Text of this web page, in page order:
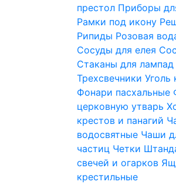
престол Приборы
Рамки под икону
Рипиды Розовая
Сосуды для елея
Стаканы для лампад
Трехсвечники Уголь
Фонари пасхальные
церковную утварь
крестов и панагий
водосвятные Чаши
частиц Четки
свечей и огарков
крестильные